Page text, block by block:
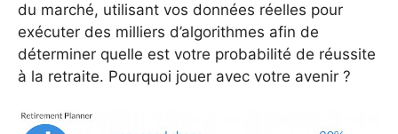
du marché, utilisant vos données réelles pour
exécuter des milliers d’algorithmes afin de
déterminer quelle est votre probabilité de réussite
à la retraite. Pourquoi jouer avec votre avenir ?